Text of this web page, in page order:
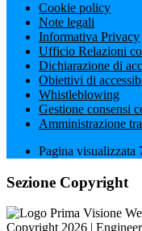
Cookie policy
Note legali
Informativa Privacy
Ufficio Relazioni
Dichiarazione di
Obiettivi di
Whistleblowing
Gestione consensi
Amministrazione
Pagina visualizzata
Sezione Copyright
Copyright 2026 |